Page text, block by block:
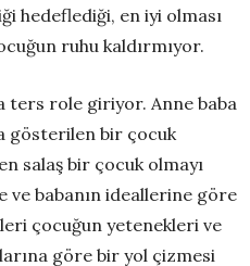
hedeflediği, en iyi olması
ruhu kaldırmıyor.
ters role giriyor. Anne baba
gösterilen bir çocuk
salaş bir çocuk olmayı
ve babanın ideallerine göre
çocuğun yetenekleri ve
göre bir yol çizmesi